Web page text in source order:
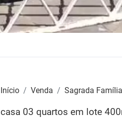
Início Venda Sagrada
casa 03 quartos em lote